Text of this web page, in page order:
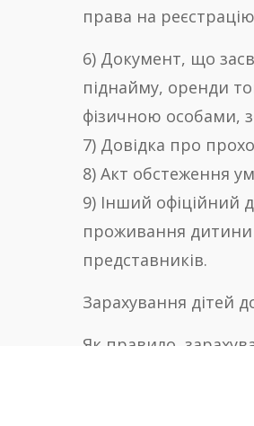
права на
6) Документ, що
піднайму, оренди
фізичною особами,
7) Довідка про
8) Акт обстеження
9) Інший офіційний
проживання дитини
представників.
Зарахування дітей
Як правило,